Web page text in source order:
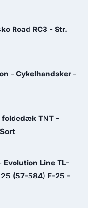
Road RC3 - Str.
- Cykelhandsker -
foldedæk TNT -
Evolution Line TL-
(57-584) E-25 -